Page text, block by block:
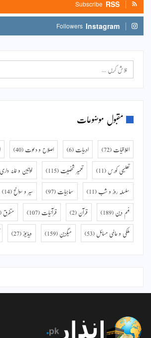
RSS
Subscribe
Instagram
Followers
مقبول موضوعات
اخلاقیات (72) ادبیات (6) اصلاح و دعوت (40)
تعلیمی کورس (11) تعمیر شخصیت (115) خواتین و خانہ داری
سلسلہ روز و شب (11) سماجیات (97) سیر و سوانح (14)
فہم دین (189) قرآن (2) قرآنیات (107) متفرق (64)
ملکی و عالمی مسائل (53) میگزین (159) ویڈیوز (27)